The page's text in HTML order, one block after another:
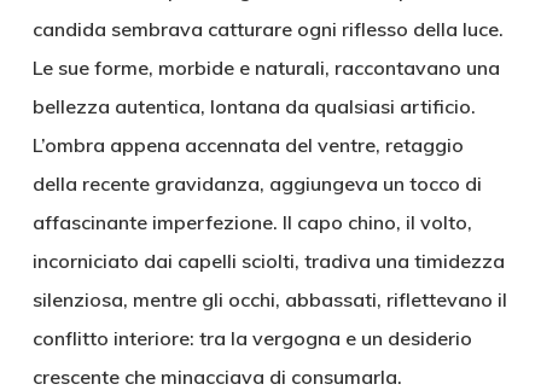
candida sembrava catturare ogni riflesso della luce.
Le sue forme, morbide e naturali, raccontavano una
bellezza autentica, lontana da qualsiasi artificio.
L’ombra appena accennata del ventre, retaggio
della recente gravidanza, aggiungeva un tocco di
affascinante imperfezione. Il capo chino, il volto,
incorniciato dai capelli sciolti, tradiva una timidezza
silenziosa, mentre gli occhi, abbassati, riflettevano il
conflitto interiore: tra la vergogna e un desiderio
crescente che minacciava di consumarla.